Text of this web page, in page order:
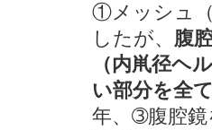
①メッシュ
したが、 腹
（内鼡径ヘ
い部分を全
年、➂腹腔鏡